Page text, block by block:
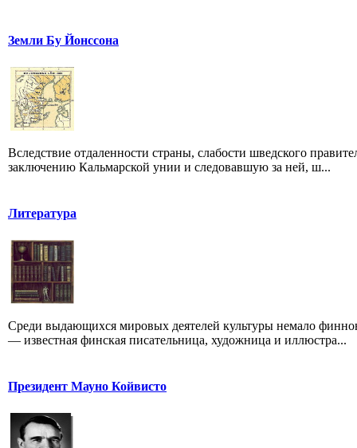
Земли Бу Йонссона
Вследствие отдаленности страны, слабости шведского
заключению Кальмарской унии и следовавшую за ней, ш...
Литература
Среди выдающихся мировых деятелей культуры немало
— известная финская писательница, художница и иллюстра...
Президент Мауно Койвисто